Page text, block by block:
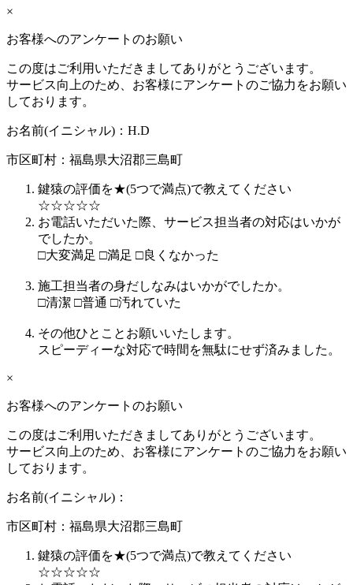
×
お客様へのアンケートのお願い
この度はご利用いただきましてありがとうございます。
サービス向上のため、お客様にアンケートのご協力をお願い
しております。
お名前(イニシャル)： H.D
市区町村： 福島県大沼郡三島町
鍵猿の評価を★(5つで満点)で教えてください
☆☆☆☆☆
お電話いただいた際、サービス担当者の対応はいかが
でしたか。
□大変満足 □満足 □良くなかった
施工担当者の身だしなみはいかがでしたか。
□清潔 □普通 □汚れていた
その他ひとことお願いいたします。
スピーディーな対応で時間を無駄にせず済みました。
×
お客様へのアンケートのお願い
この度はご利用いただきましてありがとうございます。
サービス向上のため、お客様にアンケートのご協力をお願い
しております。
お名前(イニシャル)：
市区町村： 福島県大沼郡三島町
鍵猿の評価を★(5つで満点)で教えてください
☆☆☆☆☆